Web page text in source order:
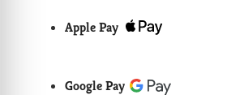
Apple Pay
Google Pay